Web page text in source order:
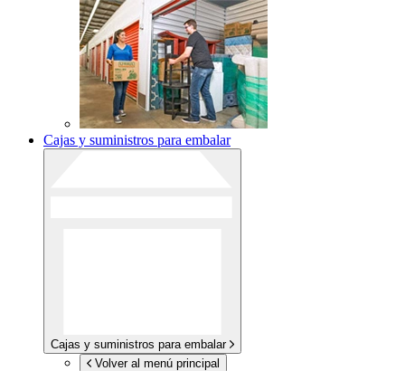
Cajas y suministros para embalar
Cajas y suministros para embalar
Volver al menú principal